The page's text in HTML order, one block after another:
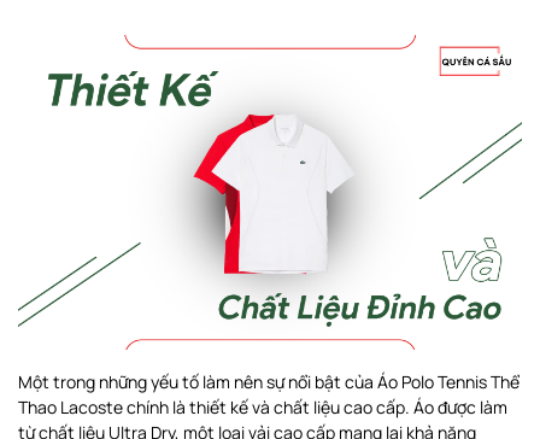
Một trong những yếu tố làm nên sự nổi bật của Áo Polo Tennis Thể
Thao Lacoste chính là thiết kế và chất liệu cao cấp. Áo được làm
từ chất liệu Ultra Dry, một loại vải cao cấp mang lại khả năng